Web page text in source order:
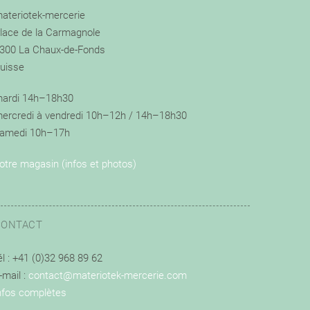
mercerie
de la Carmagnole
La Chaux-de-Fonds
14h–18h30
à vendredi 10h–12h / 14h–18h30
10h–17h
magasin (infos et photos)
: +41 (0)32 968 89 62
mail : contact@materiotek-mercerie.com
complètes